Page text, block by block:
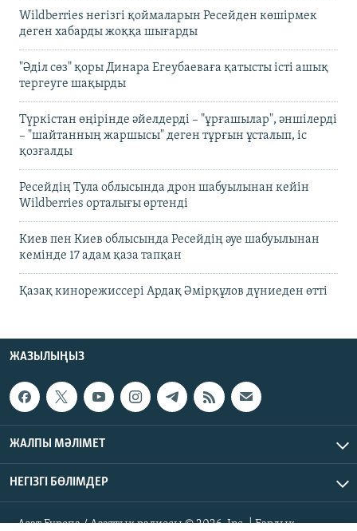
Wildberries негізгі қоймаларын Ресейден көшірмек
деген хабарды жоққа шығарды
"Әділ сөз" қоры Динара Егеубаеваға қатысты істі ашық
тергеуге шақырды
Түркістан өңірінде әйелдерді – "ұрғашылар", әншілерді
– "шайтанның жаршысы" деген тұрғын ұсталып, іс
қозғалды
Ресейдің Тула облысында дрон шабуылынан кейін
Wildberries орталығы өртенді
Киев пен Киев облысында Ресейдің әуе шабуылынан
кемінде 17 адам қаза тапқан
Қазақ кинорежиссері Ардақ Әмірқұлов дүниеден өтті
ЖАЗЫЛЫҢЫЗ
ЖАЛПЫ МӘЛІМЕТ
НЕГІЗГІ БӨЛІМДЕР
Азат Еуропа / Азаттық радиосы © 2026, Inc. | Барлық